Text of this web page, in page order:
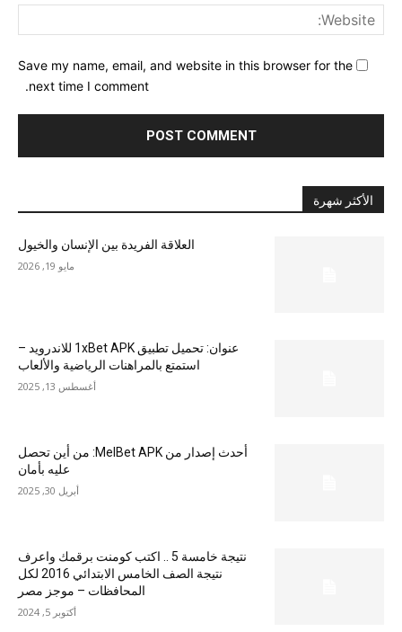
Save my name, email, and website in this browser for the
next time I comment.
الأكثر شهرة
العلاقة الفريدة بين الإنسان والخيول
مايو 19, 2026
عنوان: تحميل تطبيق 1xBet APK للاندرويد –
استمتع بالمراهنات الرياضية والألعاب
أغسطس 13, 2025
أحدث إصدار من MelBet APK: من أين تحصل
عليه بأمان
أبريل 30, 2025
نتيجة خامسة 5 .. اكتب كومنت برقمك واعرف
نتيجة الصف الخامس الابتدائي 2016 لكل
المحافظات – موجز مصر
أكتوبر 5, 2024